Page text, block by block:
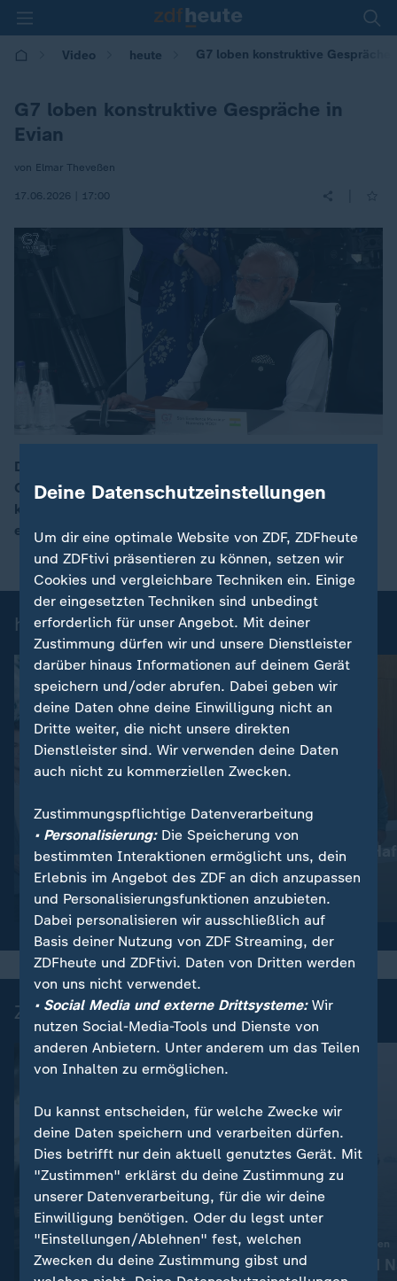
Video heute G7 loben konstruktive Gespräche
G7 loben konstruktive Gespräche in
Evian
von Elmar Theveßen
17.06.2026 | 17:00
00:18
Die G7-Staaten ziehen eine positive Bilanz ihres
Gipfels in Évian-les-Bains. Merz spricht von einer
konstruktiven Atmosphäre, erstmals seit Langem gibt
es eine gemeinsame Abschlusserklärung.
heute-Nachrichten: Einzelbeiträge
Wetter:
So wird das Wetter
Video1:17
Lebenslange
Anschlag
Video1:33
Zuletzt auf ZDFheute veröffentlicht
Liveblog
Russland greift die Ukraine an:
Aktuelles zum Krieg in der
Liveblog
Aktuelle Entwicklungen
Iran-Krieg und
Deine Datenschutzeinstellungen
Um dir eine optimale Website von ZDF, ZDFheute
und ZDFtivi präsentieren zu können, setzen wir
Cookies und vergleichbare Techniken ein. Einige
der eingesetzten Techniken sind unbedingt
erforderlich für unser Angebot. Mit deiner
Zustimmung dürfen wir und unsere Dienstleister
darüber hinaus Informationen auf deinem Gerät
speichern und/oder abrufen. Dabei geben wir
deine Daten ohne deine Einwilligung nicht an
Dritte weiter, die nicht unsere direkten
Dienstleister sind. Wir verwenden deine Daten
auch nicht zu kommerziellen Zwecken.
Zustimmungspflichtige Datenverarbeitung
• Personalisierung:Die Speicherung von
bestimmten Interaktionen ermöglicht uns, dein
Erlebnis im Angebot des ZDF an dich anzupassen
und Personalisierungsfunktionen anzubieten.
Dabei personalisieren wir ausschließlich auf
Basis deiner Nutzung von ZDF Streaming, der
ZDFheute und ZDFtivi. Daten von Dritten werden
von uns nicht verwendet.
• Social Media und externe Drittsysteme:Wir
nutzen Social-Media-Tools und Dienste von
anderen Anbietern. Unter anderem um das Teilen
von Inhalten zu ermöglichen.
Du kannst entscheiden, für welche Zwecke wir
deine Daten speichern und verarbeiten dürfen.
Dies betrifft nur dein aktuell genutztes Gerät. Mit
"Zustimmen" erklärst du deine Zustimmung zu
unserer Datenverarbeitung, für die wir deine
Einwilligung benötigen. Oder du legst unter
"Einstellungen/Ablehnen" fest, welchen
Zwecken du deine Zustimmung gibst und